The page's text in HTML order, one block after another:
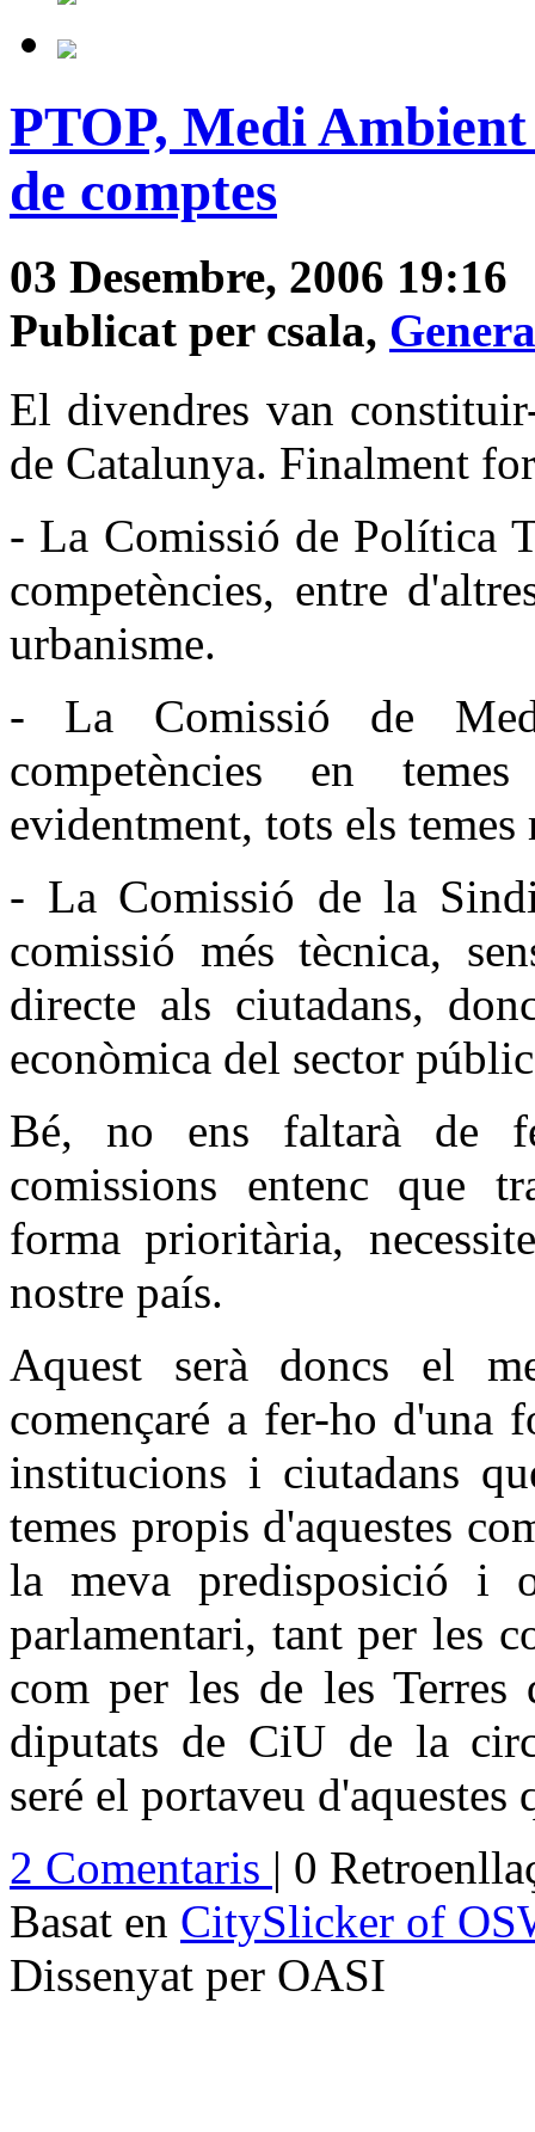
PTOP, Medi
de comptes
03 Desembre, 2006 19:16
Publicat per csala,
El divendres van
de Catalunya. Finalment
- La Comissió de Política
competències, entre
urbanisme.
- La Comissió de
competències en
evidentment, tots els
- La Comissió de la
comissió més tècnica,
directe als ciutadans,
econòmica del sector
Bé, no ens faltarà de
comissions entenc que
forma prioritària,
nostre país.
Aquest serà doncs el
començaré a fer-ho d'una
institucions i ciutadans
temes propis d'aquestes
la meva predisposició i
parlamentari, tant per les
com per les de les
diputats de CiU de la
seré el portaveu d'aquestes
2 Comentaris | 0
Basat en CitySlicker of
Dissenyat per OASI